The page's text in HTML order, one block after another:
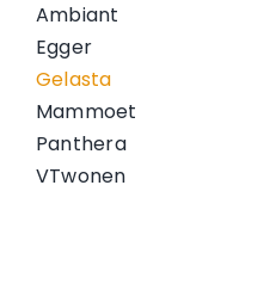
Ambiant
Egger
Gelasta
Mammoet
Panthera
VTwonen